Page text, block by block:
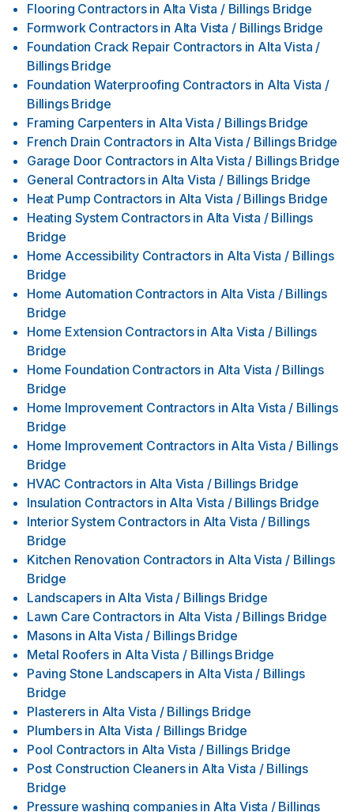
Flooring Contractors in Alta Vista / Billings Bridge
Formwork Contractors in Alta Vista / Billings Bridge
Foundation Crack Repair Contractors in Alta Vista /
Billings Bridge
Foundation Waterproofing Contractors in Alta Vista /
Billings Bridge
Framing Carpenters in Alta Vista / Billings Bridge
French Drain Contractors in Alta Vista / Billings Bridge
Garage Door Contractors in Alta Vista / Billings Bridge
General Contractors in Alta Vista / Billings Bridge
Heat Pump Contractors in Alta Vista / Billings Bridge
Heating System Contractors in Alta Vista / Billings
Bridge
Home Accessibility Contractors in Alta Vista / Billings
Bridge
Home Automation Contractors in Alta Vista / Billings
Bridge
Home Extension Contractors in Alta Vista / Billings
Bridge
Home Foundation Contractors in Alta Vista / Billings
Bridge
Home Improvement Contractors in Alta Vista / Billings
Bridge
Home Improvement Contractors in Alta Vista / Billings
Bridge
HVAC Contractors in Alta Vista / Billings Bridge
Insulation Contractors in Alta Vista / Billings Bridge
Interior System Contractors in Alta Vista / Billings
Bridge
Kitchen Renovation Contractors in Alta Vista / Billings
Bridge
Landscapers in Alta Vista / Billings Bridge
Lawn Care Contractors in Alta Vista / Billings Bridge
Masons in Alta Vista / Billings Bridge
Metal Roofers in Alta Vista / Billings Bridge
Paving Stone Landscapers in Alta Vista / Billings
Bridge
Plasterers in Alta Vista / Billings Bridge
Plumbers in Alta Vista / Billings Bridge
Pool Contractors in Alta Vista / Billings Bridge
Post Construction Cleaners in Alta Vista / Billings
Bridge
Pressure washing companies in Alta Vista / Billings